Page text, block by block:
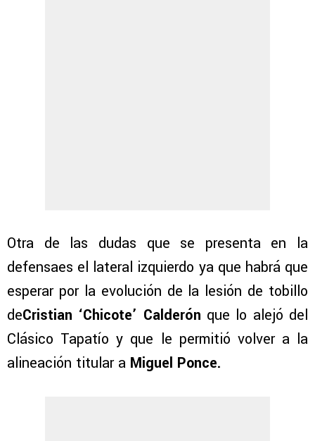
Otra de las dudas que se presenta en la
defensaes el lateral izquierdo ya que habrá que
esperar por la evolución de la lesión de tobillo
deCristian ‘Chicote’ Calderón que lo alejó del
Clásico Tapatío y que le permitió volver a la
alineación titular a Miguel Ponce.